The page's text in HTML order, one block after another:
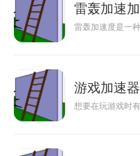
雷轰加速
雷轰加速度是一
游戏加速
想要在玩游戏时